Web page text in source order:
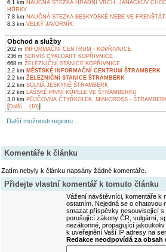
6,1 km NAUČNÁ STEZKA HRADNÍ VRCH, JANÁČKŮV
HŮRKY
7,8 km NAUČNÁ STEZKA BESKYDSKÉ NEBE VE
8,3 km VELKÝ JAVORNÍK
Obchod a služby
202 m INFORMAČNÍ CENTRUM - KOPŘIVNICE
236 m SERVIS CYKLOART KOPŘIVNICE
668 m ŽELEZNIČNÍ STANICE KOPŘIVNICE
2,2 km MĚSTSKÉ INFORMAČNÍ CENTRUM ŠTRAMBERK
2,2 km ŽELEZNIČNÍ STANICE ŠTRAMBERK
2,2 km SOLNÁ JESKYNĚ ŠTRAMBERK
2,2 km LAŠSKÉ PIVNÍ KÚPELE VE ŠTRAMBERKU
3,0 km PŮJČOVNA ČTYŘKOLEK, MINICROSS -
[Další... (10)]
Další možnosti regionu ...
Komentáře k článku
Zatím nebyly k článku napsány žádné komentáře.
Přidejte vlastní komentář k tomuto článku
Vážení návštěvníci, komentáře k
ostatním. Nejedná se o
smazat příspěvky nesouvisející
porušující zákony ČR, vulgární,
nezákonné, propagující
k uveřejnění Vaší IP adresy na
Redakce neodpovídá za